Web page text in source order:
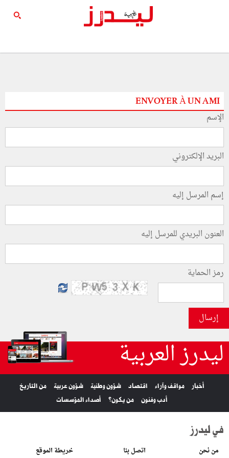
ENVOYER À UN AMI
الإسم
البريد الإلكتروني
إسم المرسل إليه
العنون البريدي للمرسل إليه
رمز الحماية
إرسال
ليدرز العربية
أخبار مواقف وآراء اقتصاد شؤون وطنية شؤون عربية
من التاريخ
أدب وفنون
من يكون؟ أصداء المؤسسات
في ليدرز
من نحن اتصل بنا خريطة الموقع